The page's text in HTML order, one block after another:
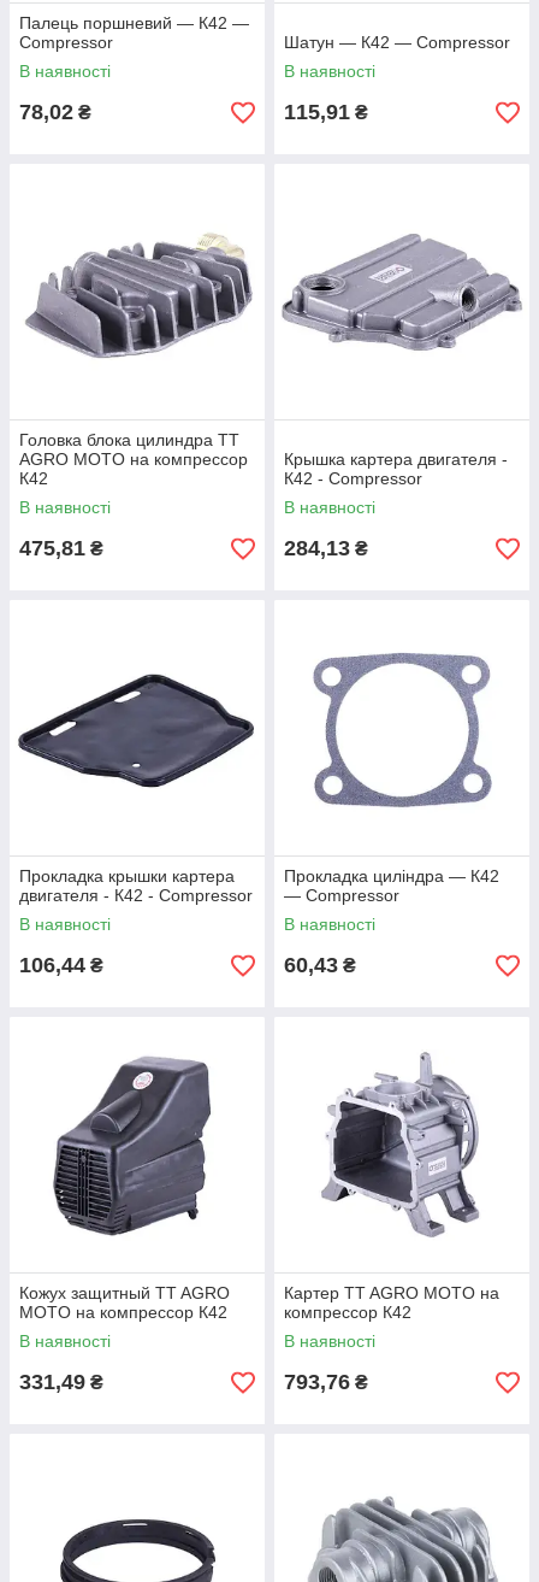
Палець поршневий — К42 —
Compressor
В наявності
78,02 ₴
Шатун — К42 — Compressor
В наявності
115,91 ₴
Головка блока цилиндра TT
AGRO MOTO на компрессор
К42
В наявності
475,81 ₴
Крышка картера двигателя -
К42 - Compressor
В наявності
284,13 ₴
Прокладка крышки картера
двигателя - К42 - Compressor
В наявності
106,44 ₴
Прокладка циліндра — К42
— Compressor
В наявності
60,43 ₴
Кожух защитный TT AGRO
MOTO на компрессор К42
В наявності
331,49 ₴
Картер TT AGRO MOTO на
компрессор К42
В наявності
793,76 ₴